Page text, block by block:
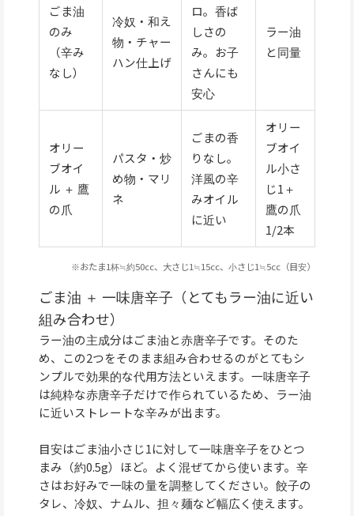
ごま油
のみ
（辛み
なし）
冷奴・和え
物・チャー
ハン仕上げ
ロ。香ば
しさの
み。お子
さんにも
安心
ラー油
と同量
オリー
ブオイ
ル ＋ 鷹
の爪
パスタ・炒
め物・マリ
ネ
ごまの香
りなし。
洋風の辛
みオイル
に近い
オリー
ブオイ
ル小さ
じ1＋
鷹の爪
1/2本
※おたま1杯≒約50cc、大さじ1≒15cc、小さじ1≒5cc（目安）
ごま油 ＋ 一味唐辛子（とてもラー油に近い
組み合わせ）
ラー油の主成分はごま油と赤唐辛子です。そのた
め、この2つをそのまま組み合わせるのがとてもシ
ンプルで効果的な代用方法といえます。一味唐辛子
は純粋な赤唐辛子だけで作られているため、ラー油
に近いストレートな辛みが出ます。
目安はごま油小さじ1に対して一味唐辛子をひとつ
まみ（約0.5g）ほど。よく混ぜてから使います。辛
さはお好みで一味の量を調整してください。餃子の
タレ、冷奴、ナムル、担々麺など幅広く使えます。